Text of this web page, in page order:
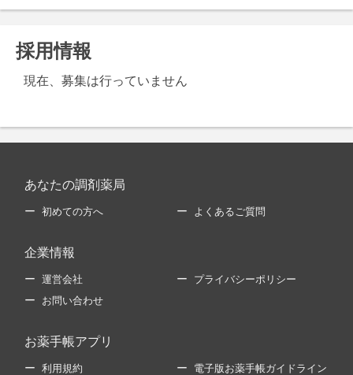
採用情報
現在、募集は行っていません
あなたの調剤薬局
初めての方へ よくあるご質問
企業情報
運営会社 プライバシーポリシー
お問い合わせ
お薬手帳アプリ
利用規約 電子版お薬手帳ガイドライン